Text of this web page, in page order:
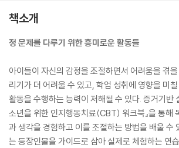
책소개
정 문제를 다루기 위한 흥미로운 활동들
아이들이 자신의 감정을 조절하면서 어려움을 겪
리기가 더 어려울 수 있고, 학업 성취에 영향을 미
활동을 수행하는 능력이 저해될 수 있다. 증거기반
소년을 위한 인지행동치료(CBT) 워크북』을 통해
과 생각을 경험하고 이를 조절하는 방법을 배울 수
는 등장인물을 가이드로 삼아 실제로 체험하는 연